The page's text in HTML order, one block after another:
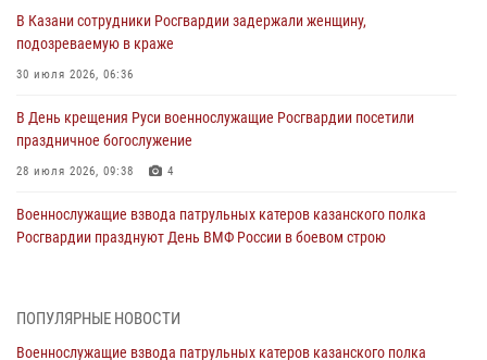
В Казани сотрудники Росгвардии задержали женщину,
подозреваемую в краже
30 июля 2026, 06:36
В День крещения Руси военнослужащие Росгвардии посетили
праздничное богослужение
28 июля 2026, 09:38 4
Военнослужащие взвода патрульных катеров казанского полка
Росгвардии празднуют День ВМФ России в боевом строю
Татарстанские росгвардейцы завоевали «бронзу» в окружном этапе
ПОПУЛЯРНЫЕ НОВОСТИ
Военнослужащие взвода патрульных катеров казанского полка